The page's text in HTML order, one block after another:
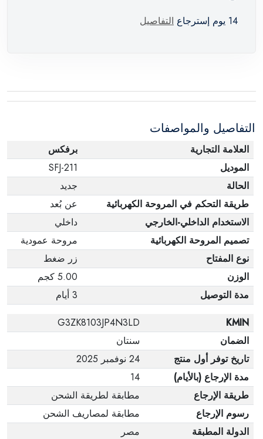
14 يوم إسترجاع التفاصيل
التفاصيل والمواصفات
العلامة التجارية
برفكس
الموديل
SFJ-211
الحالة
جديد
طريقة التحكم في المروحة الكهربائية
عن بُعد
الاستخدام الداخلي-الخارجي
داخلي
تصميم المروحة الكهربائية
مروحة عمودية
نوع المفتاح
زر ضغط
الوزن
5.00 كجم
مدة التوصيل
3 أيام
KMIN
G3ZK8103JP4N3LD
الضمان
سنتان
تاريخ توفر أول منتج
24 نوفمبر 2025
مدة الإرجاع (بالأيام)
14
طريقة الإرجاع
مطابقة لطريقة الشحن
رسوم الإرجاع
مطابقة لمصاريف الشحن
الدولة المطبقة
مصر